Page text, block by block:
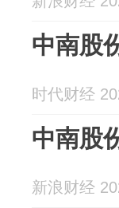
中南股
时代财经
中南股
新浪财经